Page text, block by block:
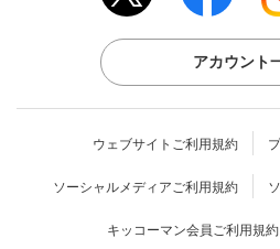
アカウント
ウェブサイトご利用規約
ソーシャルメディアご利用規約
キッコーマン会員ご利用規約